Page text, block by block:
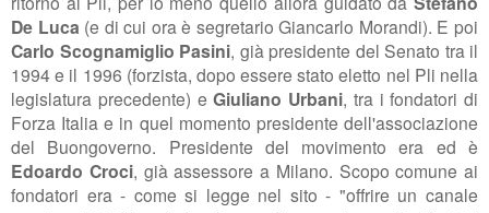
De Luca (e di cui ora è segretario Giancarlo Morandi). E poi
Carlo Scognamiglio Pasini, già presidente del Senato tra il
1994 e il 1996 (forzista, dopo essere stato eletto nel Pli nella
legislatura precedente) eGiuliano Urbani, tra i fondatori di
Forza Italia e in quel momento presidente dell'associazione
del Buongoverno. Presidente del movimento era ed è
Edoardo Croci, già assessore a Milano. Scopo comune ai
fondatori era - come si legge nel sito - "offrire un canale